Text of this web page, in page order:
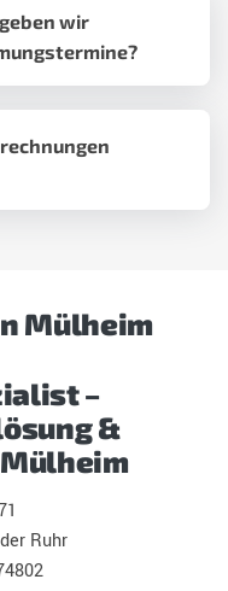
wir
Mülheim
–
&
Ruhr